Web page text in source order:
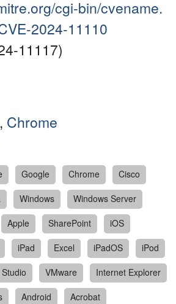
cgi-bin/cvename.
2024-11110
11117)
, Chrome
Google Chrome
Cisco
Windows
Windows Server
Apple SharePoint
iOS
iPad Excel iPadOS
iPod
VMware
Internet Explorer
Android
Acrobat